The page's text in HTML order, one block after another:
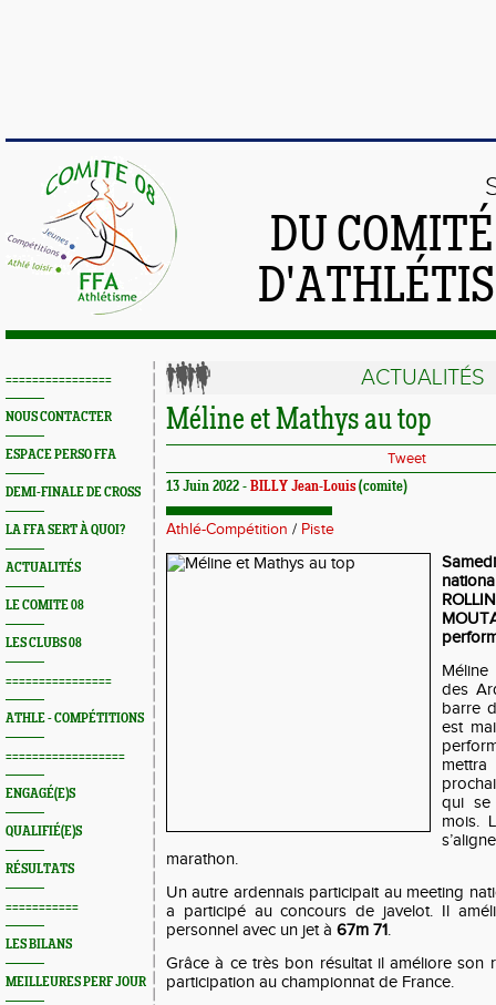
DU
================
NOUS CONTACTER
ESPACE PERSO FFA
DEMI-FINALE DE CROSS
LA FFA SERT À QUOI?
ACTUALITÉS
LE COMITE 08
LES CLUBS 08
================
ATHLE - COMPÉTITIONS
==================
ENGAGÉ(E)S
QUALIFIÉ(E)S
RÉSULTATS
===========
LES BILANS
MEILLEURES PERF JOUR
ACTUALITÉS
Méline et Mathys au top
Tweet
13 Juin 2022 - BILLY Jean-Louis(comite)
Athlé-Compétition / Piste
des
barre
est
qui
mois.
marathon.
Un autre ardennais participait au meeting
a participé au concours de javelot. Il
personnel avec un jet à 67m 71.
Grâce à ce très bon résultat il améliore son
participation au championnat de France.